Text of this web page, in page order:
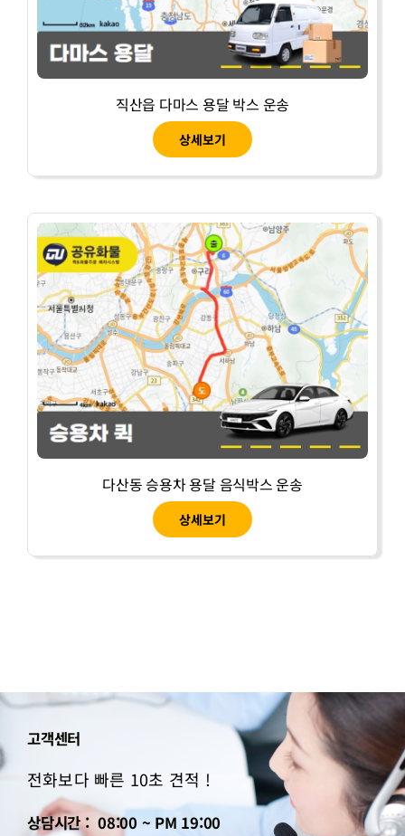
직산읍 다마스 용달 박스 운송
상세보기
다산동 승용차 용달 음식박스 운송
상세보기
고객센터
전화보다 빠른 10초 견적 !
상담시간 : 08:00 ~ PM 19:00